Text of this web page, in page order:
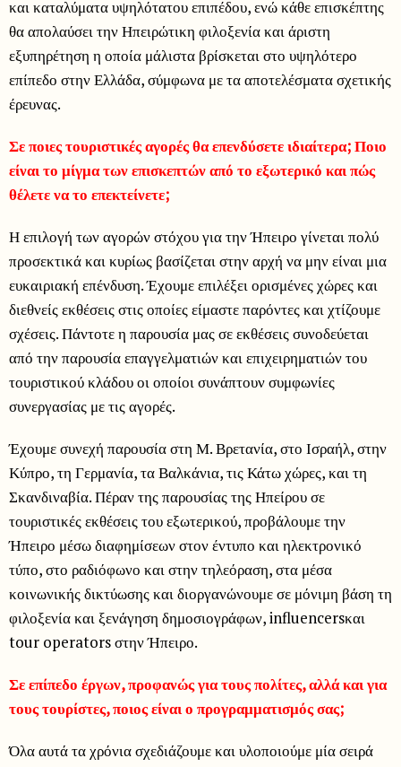
και καταλύματα υψηλότατου επιπέδου, ενώ κάθε επισκέπτης
θα απολαύσει την Ηπειρώτικη φιλοξενία και άριστη
εξυπηρέτηση η οποία μάλιστα βρίσκεται στο υψηλότερο
επίπεδο στην Ελλάδα, σύμφωνα με τα αποτελέσματα σχετικής
έρευνας.
Σε ποιες τουριστικές αγορές θα επενδύσετε ιδιαίτερα; Ποιο
είναι το μίγμα των επισκεπτών από το εξωτερικό και πώς
θέλετε να το επεκτείνετε;
Η επιλογή των αγορών στόχου για την Ήπειρο γίνεται πολύ
προσεκτικά και κυρίως βασίζεται στην αρχή να μην είναι μια
ευκαιριακή επένδυση. Έχουμε επιλέξει ορισμένες χώρες και
διεθνείς εκθέσεις στις οποίες είμαστε παρόντες και χτίζουμε
σχέσεις. Πάντοτε η παρουσία μας σε εκθέσεις συνοδεύεται
από την παρουσία επαγγελματιών και επιχειρηματιών του
τουριστικού κλάδου οι οποίοι συνάπτουν συμφωνίες
συνεργασίας με τις αγορές.
Έχουμε συνεχή παρουσία στη Μ. Βρετανία, στο Ισραήλ, στην
Κύπρο, τη Γερμανία, τα Βαλκάνια, τις Κάτω χώρες, και τη
Σκανδιναβία. Πέραν της παρουσίας της Ηπείρου σε
τουριστικές εκθέσεις του εξωτερικού, προβάλουμε την
Ήπειρο μέσω διαφημίσεων στον έντυπο και ηλεκτρονικό
τύπο, στο ραδιόφωνο και στην τηλεόραση, στα μέσα
κοινωνικής δικτύωσης και διοργανώνουμε σε μόνιμη βάση τη
φιλοξενία και ξενάγηση δημοσιογράφων, influencersκαι
tour operators στην Ήπειρο.
Σε επίπεδο έργων, προφανώς για τους πολίτες, αλλά και για
τους τουρίστες, ποιος είναι ο προγραμματισμός σας;
Όλα αυτά τα χρόνια σχεδιάζουμε και υλοποιούμε μία σειρά